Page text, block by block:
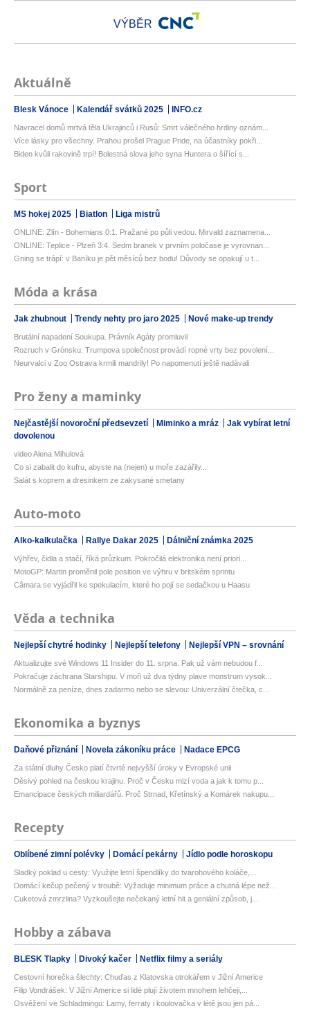
VÝBĚR
Aktuálně
Blesk Vánoce Kalendář svátků 2025 INFO.cz
Navracel domů mrtvá těla Ukrajinců i Rusů: Smrt válečného hrdiny oznám...
Více lásky pro všechny. Prahou prošel Prague Pride, na účastníky pokři...
Biden kvůli rakovině trpí! Bolestná slova jeho syna Huntera o šířící s...
Sport
MS hokej 2025 Biatlon Liga mistrů
ONLINE: Zlín - Bohemians 0:1. Pražané po půli vedou. Mirvald zaznamena...
ONLINE: Teplice - Plzeň 3:4. Sedm branek v prvním poločase je vyrovnan...
Gning se trápí: v Baníku je pět měsíců bez bodu! Důvody se opakují u t...
Móda a krása
Jak zhubnout Trendy nehty pro jaro 2025 Nové make-up trendy
Brutální napadení Soukupa. Právník Agáty promluvil
Rozruch v Grónsku: Trumpova společnost provádí ropné vrty bez povolení...
Neurvalci v Zoo Ostrava krmili mandrily! Po napomenutí ještě nadávali
Pro ženy a maminky
Nejčastější novoroční předsevzetí Miminko a mráz
Jak vybírat letní
dovolenou
video Alena Mihulová
Co si zabalit do kufru, abyste na (nejen) u moře zazářily...
Salát s koprem a dresinkem ze zakysané smetany
Auto-moto
Alko-kalkulačka Rallye Dakar 2025 Dálniční známka 2025
Výhřev, čidla a stačí, říká průzkum. Pokročilá elektronika není priori...
MotoGP: Martin proměnil pole position ve výhru v britském sprintu
Câmara se vyjádřil ke spekulacím, které ho pojí se sedačkou u Haasu
Věda a technika
Nejlepší chytré hodinky Nejlepší telefony Nejlepší VPN – srovnání
Aktualizujte své Windows 11 Insider do 11. srpna. Pak už vám nebudou f...
Pokračuje záchrana Starshipu. V moři už dva týdny plave monstrum vysok...
Normálně za peníze, dnes zadarmo nebo se slevou: Univerzální čtečka, c...
Ekonomika a byznys
Daňové přiznání Novela zákoníku práce Nadace EPCG
Za státní dluhy Česko platí čtvrté nejvyšší úroky v Evropské unii
Děsivý pohled na českou krajinu. Proč v Česku mizí voda a jak k tomu p...
Emancipace českých miliardářů. Proč Strnad, Křetínský a Komárek nakupu...
Recepty
Oblíbené zimní polévky Domácí pekárny Jídlo podle horoskopu
Sladký poklad u cesty: Využijte letní špendlíky do tvarohového koláče,...
Domácí kečup pečený v troubě: Vyžaduje minimum práce a chutná lépe než...
Cuketová zmrzlina? Vyzkoušejte nečekaný letní hit a geniální způsob, j...
Hobby a zábava
BLESK Tlapky Divoký kačer Netflix filmy a seriály
Cestovní horečka šlechty: Chuďas z Klatovska otrokářem v Jižní Americe
Filip Vondrášek: V Jižní Americe si lidé plují životem mnohem lehčeji,...
Osvěžení ve Schladmingu: Lamy, ferraty i koulovačka v létě jsou jen pá...